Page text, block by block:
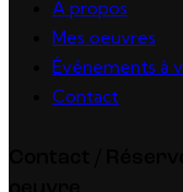
À propos
Mes oeuvres
Événements à
Contact